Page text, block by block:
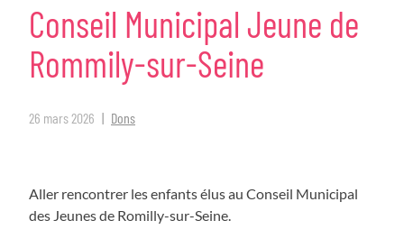
Conseil Municipal Jeune de
Rommily-sur-Seine
26 mars 2026 Dons
Aller rencontrer les enfants élus au Conseil Municipal
des Jeunes de Romilly-sur-Seine.